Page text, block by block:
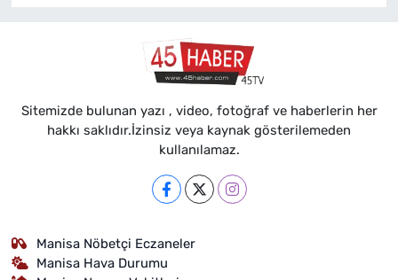
Sitemizde bulunan yazı , video, fotoğraf ve haberlerin her
hakkı saklıdır.İzinsiz veya kaynak gösterilemeden
kullanılamaz.
Manisa Nöbetçi Eczaneler
Manisa Hava Durumu